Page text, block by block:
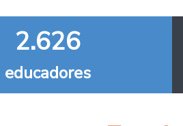
2.626
educadores